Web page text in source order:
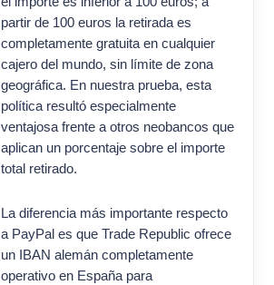
partir de 100 euros la retirada es
completamente gratuita en cualquier
cajero del mundo, sin límite de zona
geográfica. En nuestra prueba, esta
política resultó especialmente
ventajosa frente a otros neobancos que
aplican un porcentaje sobre el importe
total retirado.
La diferencia más importante respecto
a PayPal es que Trade Republic ofrece
un IBAN alemán completamente
operativo en España para